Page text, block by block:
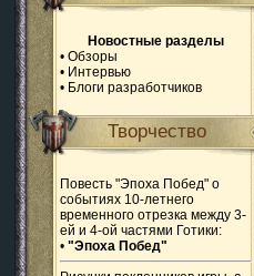
Новостные разделы
• Обзоры
• Интервью
• Блоги разработчиков
Творчество
Повесть "Эпоха Побед" о
событиях 10-летнего
временного отрезка между 3-
ей и 4-ой частями Готики:
• "Эпоха Побед"